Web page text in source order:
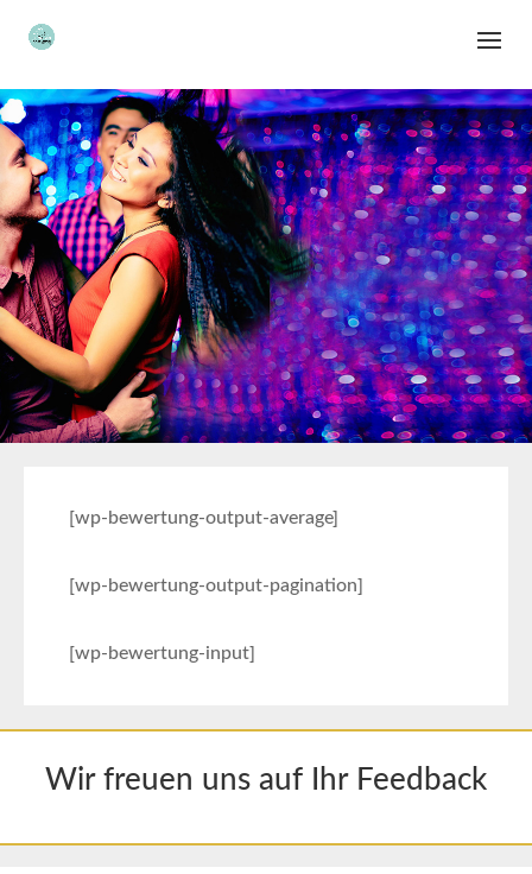
[wp-bewertung-output-average]
[wp-bewertung-output-pagination]
[wp-bewertung-input]
Wir freuen uns auf Ihr Feedback